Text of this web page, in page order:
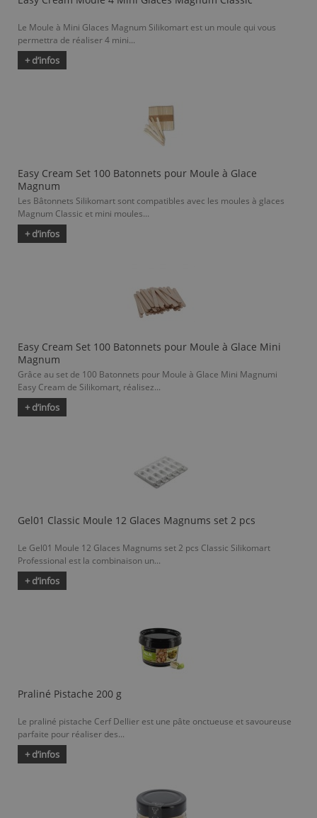
Le Moule à Mini Glaces Magnum Silikomart est un moule qui vous
permettra de réaliser 4 mini...
+ d’infos
Easy Cream Set 100 Batonnets pour Moule à Glace
Magnum
Les Bâtonnets Silikomart sont compatibles avec les moules à glaces
Magnum Classic et mini moules...
+ d’infos
Easy Cream Set 100 Batonnets pour Moule à Glace Mini
Magnum
Grâce au set de 100 Batonnets pour Moule à Glace Mini Magnumi
Easy Cream de Silikomart, réalisez...
+ d’infos
Gel01 Classic Moule 12 Glaces Magnums set 2 pcs
Le Gel01 Moule 12 Glaces Magnums set 2 pcs Classic Silikomart
Professional est la combinaison un...
+ d’infos
Praliné Pistache 200 g
Le praliné pistache Cerf Dellier est une pâte onctueuse et savoureuse
parfaite pour réaliser des...
+ d’infos